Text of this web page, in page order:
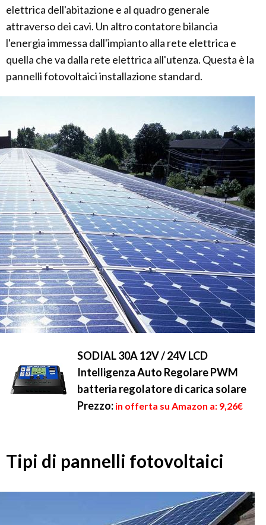
elettrica dell'abitazione e al quadro generale
attraverso dei cavi. Un altro contatore bilancia
l'energia immessa dall'impianto alla rete elettrica e
quella che va dalla rete elettrica all'utenza. Questa è la
pannelli fotovoltaici installazione standard.
SODIAL 30A 12V / 24V LCD
Intelligenza Auto Regolare PWM
batteria regolatore di carica solare
Prezzo: in offerta su Amazon a: 9,26€
Tipi di pannelli fotovoltaici